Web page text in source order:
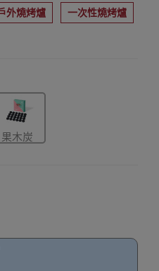
外燒烤爐 一次性燒烤爐
果木炭